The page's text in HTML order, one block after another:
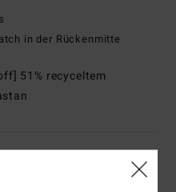
in der Rückenmitte
51% recyceltem